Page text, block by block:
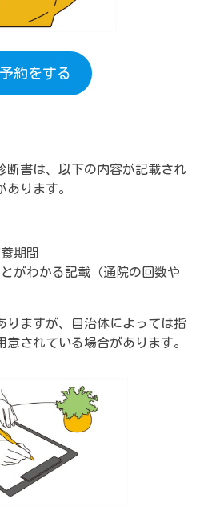
約をする
断書は、以下の内容が記載され
ります。
期間
がわかる記載（通院の回数や
りますが、自治体によっては指
されている場合があります。